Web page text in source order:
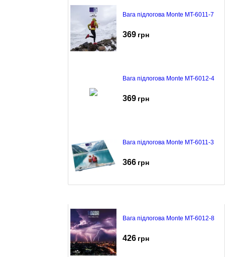
Вага підлогова Monte MT-6011-7
369 грн
Вага підлогова Monte MT-6012-4
369 грн
Вага підлогова Monte MT-6011-3
366 грн
Вага підлогова Monte MT-6012-8
426 грн